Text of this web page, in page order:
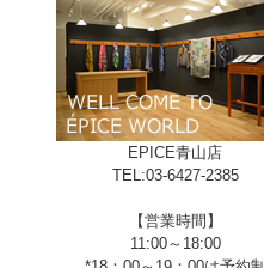
A-BLUE/ORANGE
EPICE青山店
TEL:03-6427-2385
【営業時間】
11:00～18:00